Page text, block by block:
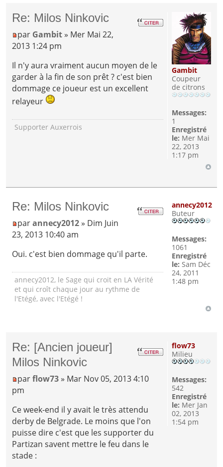
Re: Milos Ninkovic
par Gambit » Mer Mai 22,
2013 1:24 pm
Il n'y aura vraiment aucun moyen de le
garder à la fin de son prêt ? c'est bien
dommage ce joueur est un excellent
relayeur
Supporter Auxerrois
Gambit
Coupeur
de citrons
Messages:
1
Enregistré
le: Mer Mai
22, 2013
1:17 pm
Re: Milos Ninkovic
parannecy2012» Dim Juin
23, 2013 10:40 am
Oui. c'est bien dommage qu'il parte.
annecy2012, le Sage qui croit en LA Vérité
et qui croît chaque jour au rythme de
l'Etégé, avec l'Etégé !
annecy2012
Buteur
Messages:
1061
Enregistré
le: Sam Déc
24, 2011
1:48 pm
Re: [Ancien joueur]
Milos Ninkovic
parflow73 » Mar Nov 05, 2013 4:10
pm
Ce week-end il y avait le très attendu
derby de Belgrade. Le moins que l'on
puisse dire c'est que les supporter du
Partizan savent mettre le feu dans le
stade :
flow73
Milieu
Messages:
542
Enregistré
le: Mer Jan
02, 2013
1:54 pm